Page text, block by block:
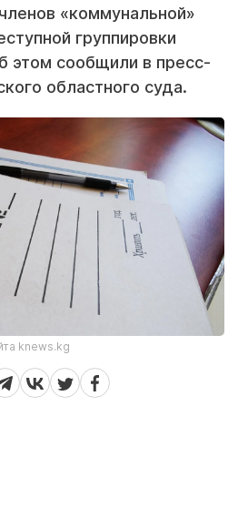
«коммунальной»
группировки
этом сообщили в пресс-
областного суда.
knews.kg